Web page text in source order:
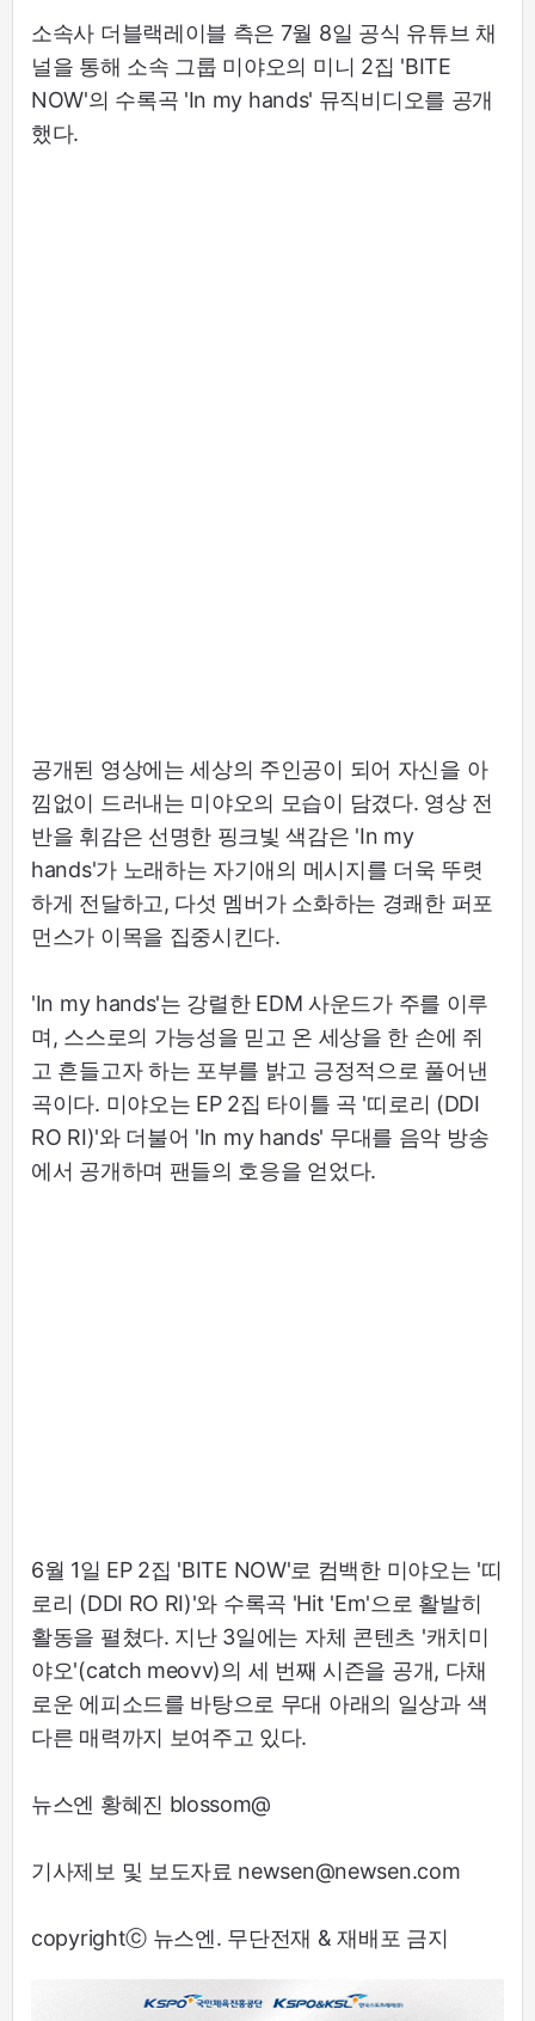
소속사 더블랙레이블 측은 7월 8일 공식 유튜브 채
널을 통해 소속 그룹 미야오의 미니 2집 'BITE
NOW'의 수록곡 'In my hands' 뮤직비디오를 공개
했다.
공개된 영상에는 세상의 주인공이 되어 자신을 아
낌없이 드러내는 미야오의 모습이 담겼다. 영상 전
반을 휘감은 선명한 핑크빛 색감은 'In my
hands'가 노래하는 자기애의 메시지를 더욱 뚜렷
하게 전달하고, 다섯 멤버가 소화하는 경쾌한 퍼포
먼스가 이목을 집중시킨다.
'In my hands'는 강렬한 EDM 사운드가 주를 이루
며, 스스로의 가능성을 믿고 온 세상을 한 손에 쥐
고 흔들고자 하는 포부를 밝고 긍정적으로 풀어낸
곡이다. 미야오는 EP 2집 타이틀 곡 '띠로리 (DDI
RO RI)'와 더불어 'In my hands' 무대를 음악 방송
에서 공개하며 팬들의 호응을 얻었다.
6월 1일 EP 2집 'BITE NOW'로 컴백한 미야오는 '띠
로리 (DDI RO RI)'와 수록곡 'Hit 'Em'으로 활발히
활동을 펼쳤다. 지난 3일에는 자체 콘텐츠 '캐치미
야오'(catch meovv)의 세 번째 시즌을 공개, 다채
로운 에피소드를 바탕으로 무대 아래의 일상과 색
다른 매력까지 보여주고 있다.
뉴스엔 황혜진 blossom@
기사제보 및 보도자료 newsen@newsen.com
copyrightⓒ 뉴스엔. 무단전재 & 재배포 금지